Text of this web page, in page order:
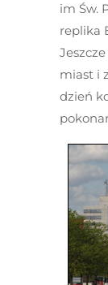
im Św.
replika
miast i
dzień